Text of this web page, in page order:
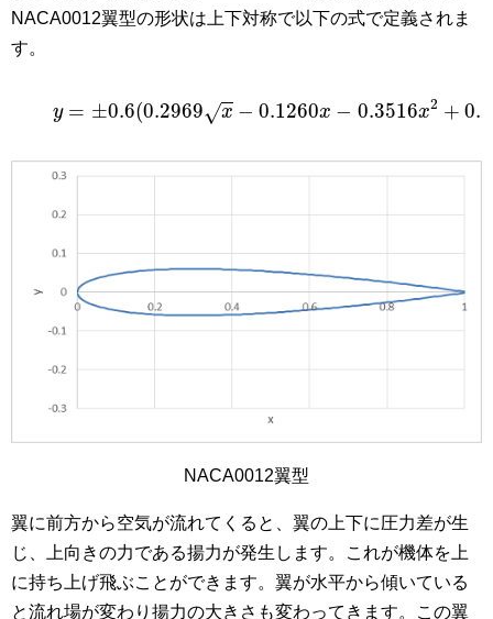
NACA0012翼型の形状は上下対称で以下の式で定義されま
す。
y = ±0.6(0.2969√x − 0.1260x − 0.3516x2 +
= ± 0.6( 0.2969x− 0.1260x 0.3516x 2 +
NACA0012翼型
翼に前方から空気が流れてくると、翼の上下に圧力差が生
じ、上向きの力である揚力が発生します。これが機体を上
に持ち上げ飛ぶことができます。翼が水平から傾いている
と流れ場が変わり揚力の大きさも変わってきます。この翼